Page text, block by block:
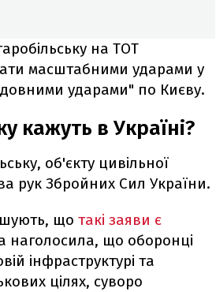
на ТОТ
масштабними ударами у
ударами" по Києву.
кажуть в Україні?
об'єкту цивільної
рук Збройних Сил України.
що такі заяви є
наголосила, що оборонці
інфраструктурі та
цілях, суворо